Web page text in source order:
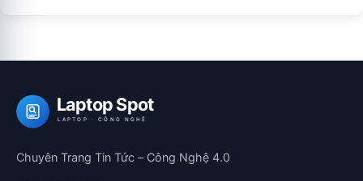
Laptop Spot
LAPTOP · CÔNG NGHỆ
Chuyên Trang Tin Tức – Công Nghệ 4.0